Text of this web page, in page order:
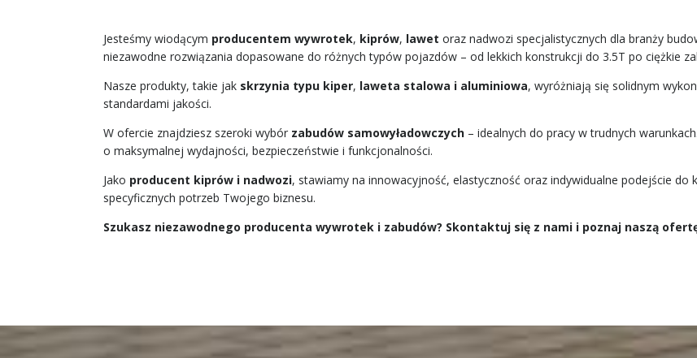
Jesteśmy wiodącym producentem wywrotek, kiprów, lawet oraz nadwozi specjalistycznych dla branży
niezawodne rozwiązania dopasowane do różnych typów pojazdów – od lekkich konstrukcji do 3.5T po ciężkie
Nasze produkty, takie jak skrzynia typu kiper, laweta stalowa i aluminiowa, wyróżniają się solidnym
standardami jakości.
W ofercie znajdziesz szeroki wybór zabudów samowyładowczych – idealnych do pracy w trudnych
o maksymalnej wydajności, bezpieczeństwie i funkcjonalności.
Jako producent kiprów i nadwozi, stawiamy na innowacyjność, elastyczność oraz indywidualne podejście
specyficznych potrzeb Twojego biznesu.
Szukasz niezawodnego producenta wywrotek i zabudów? Skontaktuj się z nami i poznaj naszą